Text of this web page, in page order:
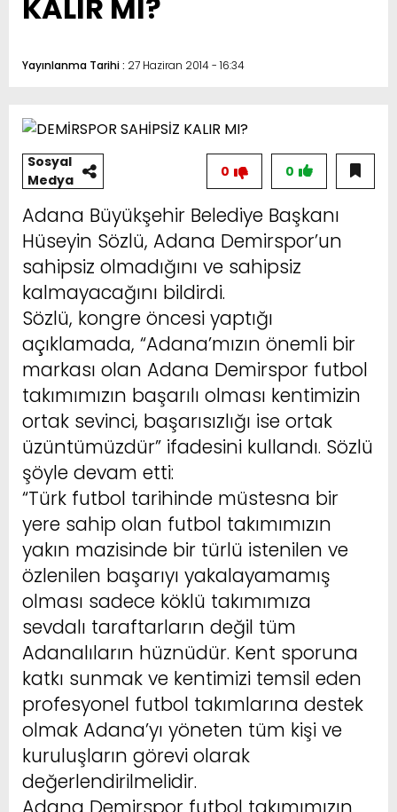
KALIR MI?
Yayınlanma Tarihi : 27 Haziran 2014 - 16:34
Sosyal
Medya
0
0
Adana Büyükşehir Belediye Başkanı
Hüseyin Sözlü, Adana Demirspor’un
sahipsiz olmadığını ve sahipsiz
kalmayacağını bildirdi.
Sözlü, kongre öncesi yaptığı
açıklamada, “Adana’mızın önemli bir
markası olan Adana Demirspor futbol
takımımızın başarılı olması kentimizin
ortak sevinci, başarısızlığı ise ortak
üzüntümüzdür” ifadesini kullandı. Sözlü
şöyle devam etti:
“Türk futbol tarihinde müstesna bir
yere sahip olan futbol takımımızın
yakın mazisinde bir türlü istenilen ve
özlenilen başarıyı yakalayamamış
olması sadece köklü takımımıza
sevdalı taraftarların değil tüm
Adanalıların hüznüdür. Kent sporuna
katkı sunmak ve kentimizi temsil eden
profesyonel futbol takımlarına destek
olmak Adana’yı yöneten tüm kişi ve
kuruluşların görevi olarak
değerlendirilmelidir.